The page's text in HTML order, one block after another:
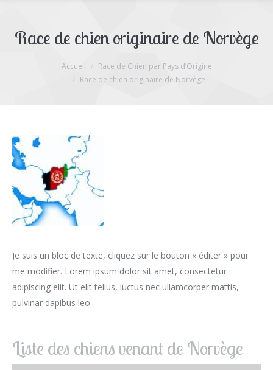
Race de chien originaire de Norvège
Vous êtes ici :Accueil
Race de Chien par Pays d’Origine
Race de chien originaire de Norvège
Je suis un bloc de texte, cliquez sur le bouton « éditer » pour
me modifier. Lorem ipsum dolor sit amet, consectetur
adipiscing elit. Ut elit tellus, luctus nec ullamcorper mattis,
pulvinar dapibus leo.
Liste des chiens venant de Norvège